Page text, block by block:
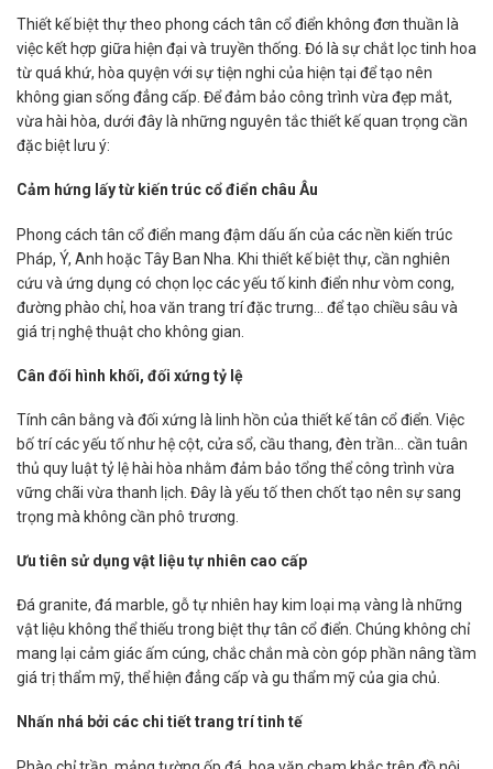
Thiết kế biệt thự theo phong cách tân cổ điển không đơn thuần là
việc kết hợp giữa hiện đại và truyền thống. Đó là sự chắt lọc tinh hoa
từ quá khứ, hòa quyện với sự tiện nghi của hiện tại để tạo nên
không gian sống đẳng cấp. Để đảm bảo công trình vừa đẹp mắt,
vừa hài hòa, dưới đây là những nguyên tắc thiết kế quan trọng cần
đặc biệt lưu ý:
Cảm hứng lấy từ kiến trúc cổ điển châu Âu
Phong cách tân cổ điển mang đậm dấu ấn của các nền kiến trúc
Pháp, Ý, Anh hoặc Tây Ban Nha. Khi thiết kế biệt thự, cần nghiên
cứu và ứng dụng có chọn lọc các yếu tố kinh điển như vòm cong,
đường phào chỉ, hoa văn trang trí đặc trưng… để tạo chiều sâu và
giá trị nghệ thuật cho không gian.
Cân đối hình khối, đối xứng tỷ lệ
Tính cân bằng và đối xứng là linh hồn của thiết kế tân cổ điển. Việc
bố trí các yếu tố như hệ cột, cửa sổ, cầu thang, đèn trần… cần tuân
thủ quy luật tỷ lệ hài hòa nhằm đảm bảo tổng thể công trình vừa
vững chãi vừa thanh lịch. Đây là yếu tố then chốt tạo nên sự sang
trọng mà không cần phô trương.
Ưu tiên sử dụng vật liệu tự nhiên cao cấp
Đá granite, đá marble, gỗ tự nhiên hay kim loại mạ vàng là những
vật liệu không thể thiếu trong biệt thự tân cổ điển. Chúng không chỉ
mang lại cảm giác ấm cúng, chắc chắn mà còn góp phần nâng tầm
giá trị thẩm mỹ, thể hiện đẳng cấp và gu thẩm mỹ của gia chủ.
Nhấn nhá bởi các chi tiết trang trí tinh tế